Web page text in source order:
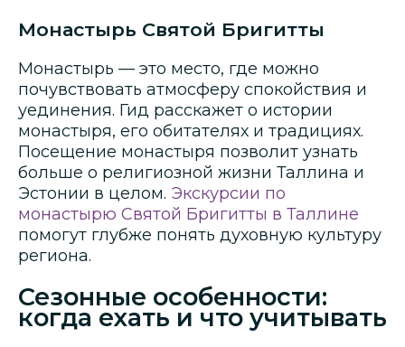
Монастырь Святой Бригитты
Монастырь — это место, где можно
почувствовать атмосферу спокойствия и
уединения. Гид расскажет о истории
монастыря, его обитателях и традициях.
Посещение монастыря позволит узнать
больше о религиозной жизни Таллина и
Эстонии в целом. Экскурсии по
монастырю Святой Бригитты в Таллине
помогут глубже понять духовную культуру
региона.
Сезонные особенности:
когда ехать и что учитывать